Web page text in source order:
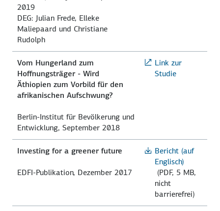
2019
DEG: Julian Frede, Elleke
Maliepaard und Christiane
Rudolph
Vom Hungerland zum
Hoffnungsträger - Wird
Äthiopien zum Vorbild für den
afrikanischen Aufschwung?
Berlin-Institut für Bevölkerung und
Entwicklung, September 2018
Link zur
Studie
Investing for a greener future
EDFI-Publikation, Dezember 2017
Bericht (auf
Englisch)
(PDF, 5 MB,
nicht
barrierefrei)